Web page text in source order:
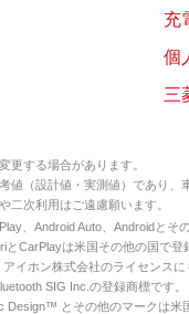
充
個
三
更する場合があります。
値（設計値・実測値）であり、
二次利用はご遠慮願います。
、Android Auto、Androidとそ
とCarPlayは米国その他の国で登
イホン株式会社のライセンスに
SIG Inc.の登録商標です。
Design™ とその他のマークは米